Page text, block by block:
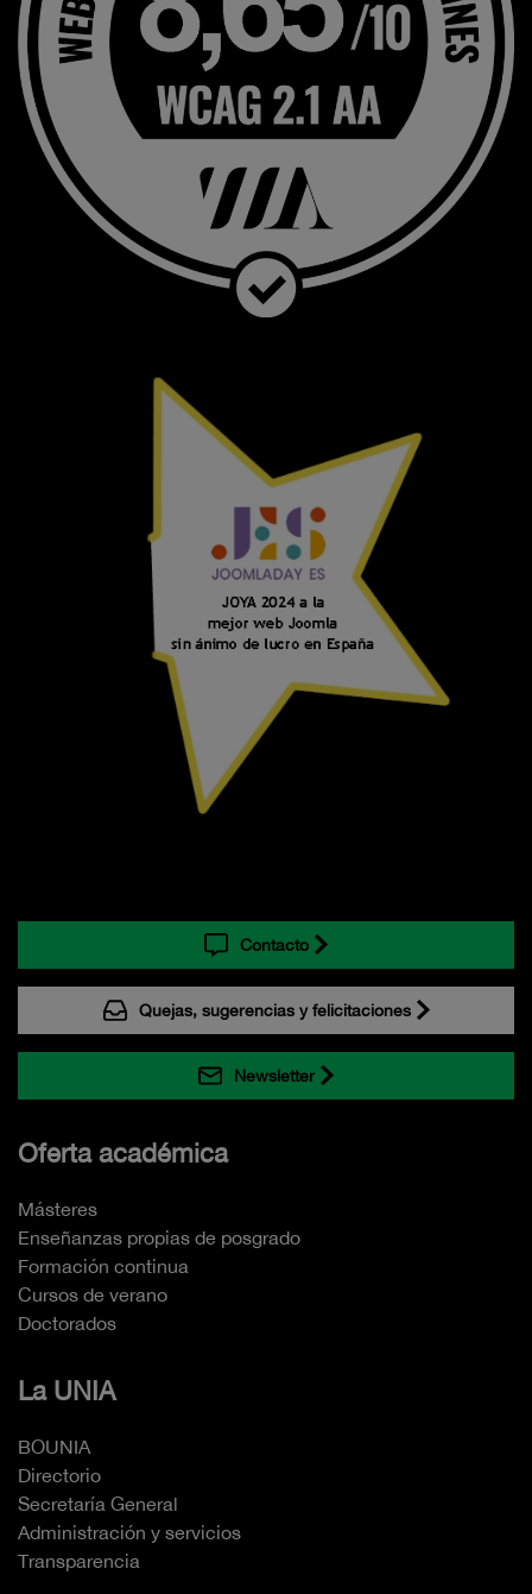
Contacto
Quejas, sugerencias y felicitaciones
Newsletter
Oferta académica
Másteres
Enseñanzas propias de posgrado
Formación continua
Cursos de verano
Doctorados
La UNIA
BOUNIA
Directorio
Secretaría General
Administración y servicios
Transparencia